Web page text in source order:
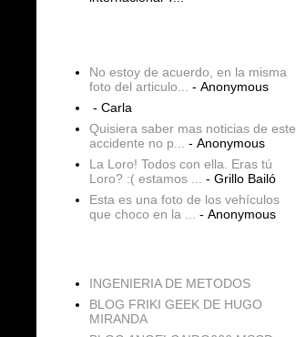
No estoy de acuerdo, en la misma
foto del articulo...
- Anonymous
- Carla
Quisiera saber mas noticias de este
accidente no p...
- Anonymous
La Loro! Todos con ella. Eras tú
Loro? :( estamos ...
- Grillo Bailó
Esta es una foto de los vehículos
que choco en la ...
- Anonymous
INGENIERIA DE METODOS
BLOG FRIKI GEEK DE HUGO
MIRANDA